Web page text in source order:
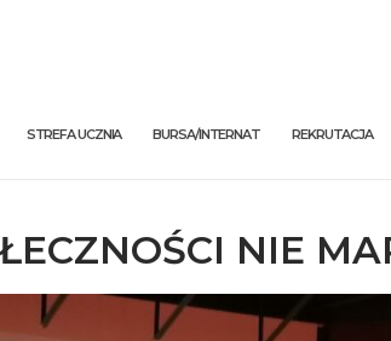
STREFA UCZNIA BURSA/INTERNAT REKRUTACJA
NIE